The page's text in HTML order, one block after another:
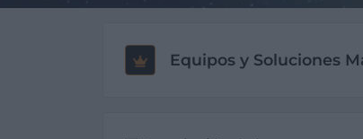
Equipos y Soluciones